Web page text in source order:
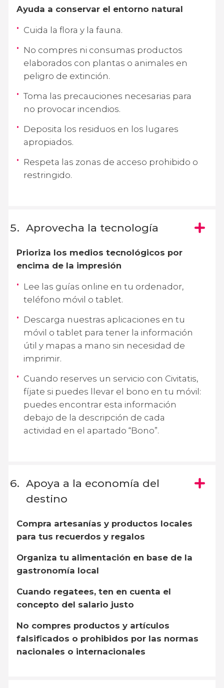
Ayuda a conservar el entorno natural
Cuida la flora y la fauna.
No compres ni consumas productos
elaborados con plantas o animales en
peligro de extinción.
Toma las precauciones necesarias para
no provocar incendios.
Deposita los residuos en los lugares
apropiados.
Respeta las zonas de acceso prohibido o
restringido.
Aprovecha la tecnología
Prioriza los medios tecnológicos por
encima de la impresión
Lee las guías online en tu ordenador,
teléfono móvil o tablet.
Descarga nuestras aplicaciones en tu
móvil o tablet para tener la información
útil y mapas a mano sin necesidad de
imprimir.
Cuando reserves un servicio con Civitatis,
fíjate si puedes llevar el bono en tu móvil:
puedes encontrar esta información
debajo de la descripción de cada
actividad en el apartado “Bono”.
Apoya a la economía del
destino
Compra artesanías y productos locales
para tus recuerdos y regalos
Organiza tu alimentación en base de la
gastronomía local
Cuando regatees, ten en cuenta el
concepto del salario justo
No compres productos y artículos
falsificados o prohibidos por las normas
nacionales o internacionales